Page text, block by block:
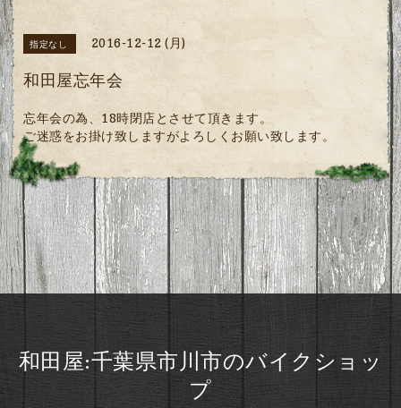
指定なし 2016-12-12 (月)
和田屋忘年会
忘年会の為、18時閉店とさせて頂きます。
ご迷惑をお掛け致しますがよろしくお願い致します。
和田屋:千葉県市川市のバイクショッ
プ